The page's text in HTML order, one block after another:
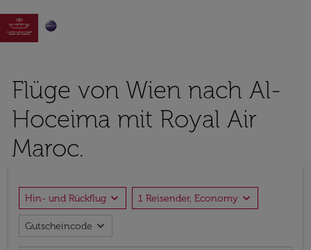

Flüge von Wien nach Al-
Hoceima mit Royal Air
Maroc.
Hin- und Rückflug expand_more 1 Reisender, Economy expand_more
Gutscheincode expand_more